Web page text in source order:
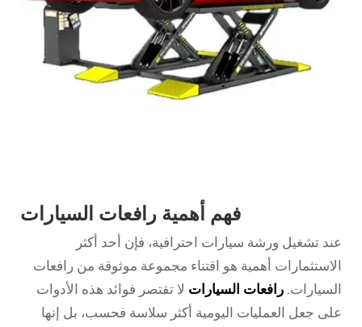
فهم أهمية رافعات السيارات
عند تشغيل ورشة سيارات احترافية، فإن أحد أكثر
الاستثمارات أهمية هو اقتناء مجموعة موثوقة من رافعات
السيارات. رافعات السيارات لا تقتصر فوائد هذه الأدوات
على جعل العمليات اليومية أكثر سلاسة فحسب، بل إنها